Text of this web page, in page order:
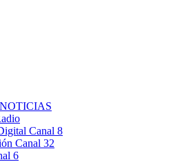
Canal 8
Canal 32
6